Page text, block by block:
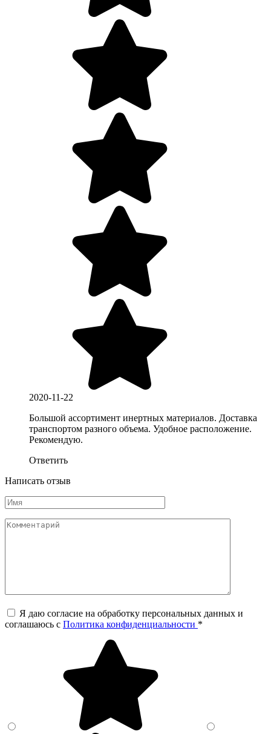
2020-11-22
Большой ассортимент инертных материалов. Доставка
транспортом разного объема. Удобное расположение.
Рекомендую.
Ответить
Написать отзыв
Я даю согласие на обработку персональных данных и
соглашаюсь c Политика конфиденциальности *